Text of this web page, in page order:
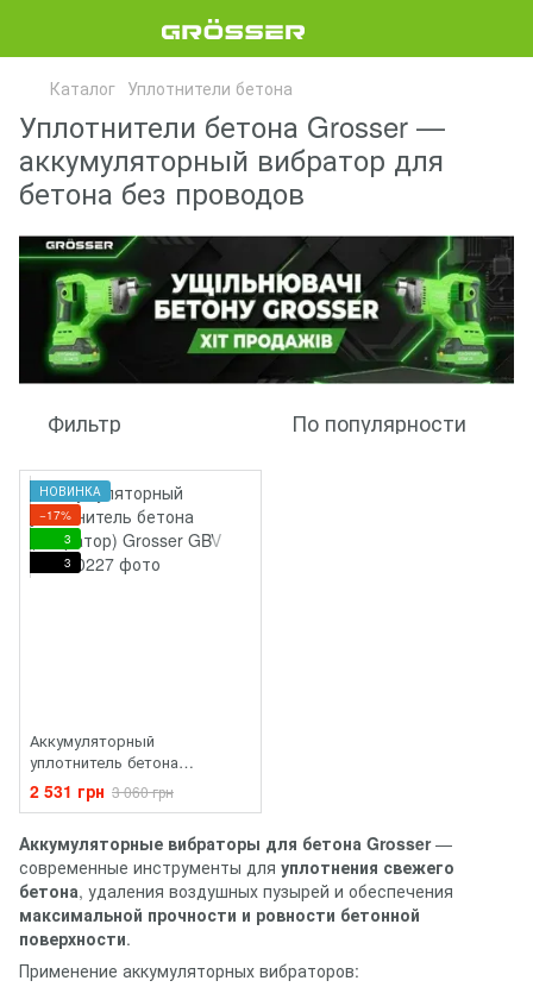
Каталог Уплотнители бетона
Уплотнители бетона Grosser —
аккумуляторный вибратор для
бетона без проводов
Фильтр По популярности
НОВИНКА
−17%
3
3
Аккумуляторный
уплотнитель бетона
(вибратор) Grosser GBV 150
2 531 грн 3 060 грн
Аккумуляторные вибраторы для бетона Grosser—
современные инструменты для уплотнения свежего
бетона, удаления воздушных пузырей и обеспечения
максимальной прочности и ровности бетонной
поверхности.
Применение аккумуляторных вибраторов: